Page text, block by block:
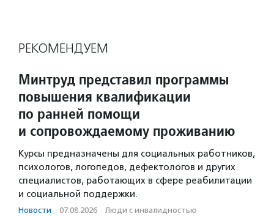
РЕКОМЕНДУЕМ
Минтруд представил программы
повышения квалификации
по ранней помощи
и сопровождаемому проживанию
Курсы предназначены для социальных работников,
психологов, логопедов, дефектологов и других
специалистов, работающих в сфере реабилитации
и социальной поддержки.
Новости · 07.08.2026 · Люди с инвалидностью